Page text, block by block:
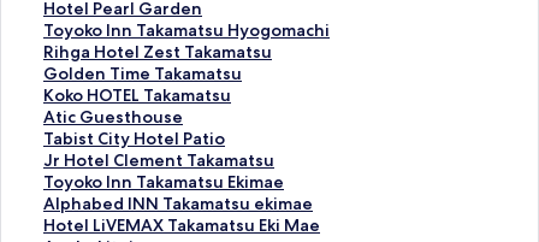
o
u
t
e
I
n
n
T
a
k
a
I
n
n
T
a
k
a
m
a
t
s
l
S
e
c
o
n
d
s
t
a
g
m
y
I
n
n
T
a
k
a
m
a
y
a
l
P
a
r
k
H
o
t
e
y
p
e
r
R
e
s
o
r
t
V
Hotel Pearl Garden
H
o
t
e
l
P
e
a
r
l
G
Toyoko Inn Takamatsu Hyogomachi
T
o
y
o
k
o
I
n
n
T
Rihga Hotel Zest Takamatsu
R
i
h
g
a
H
o
t
e
Golden Time Takamatsu
G
o
l
d
e
n
T
i
Koko HOTEL Takamatsu
K
o
k
o
H
O
T
Atic Guesthouse
A
t
i
c
G
u
Tabist City Hotel Patio
T
a
b
i
s
Jr Hotel Clement Takamatsu
J
r
H
o
Toyoko Inn Takamatsu Ekimae
T
o
y
Alphabed INN Takamatsu ekimae
A
lHotel LiVEMAX Takamatsu Eki Mae
H